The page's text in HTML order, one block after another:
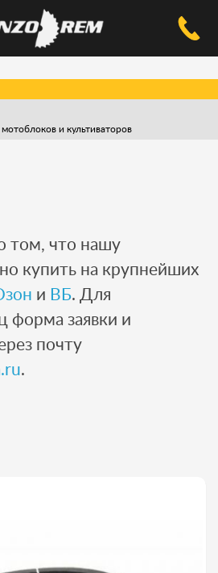
РЕМОНТАи культиваторов
том, что нашу
купить на крупнейших
и ВБ. Для
форма заявки и
почту
.